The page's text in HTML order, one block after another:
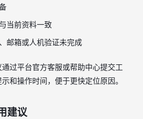
当前资料一致
邮箱或人机验证未完成
过平台官方客服或帮助中心提交工
和操作时间，便于更快定位原因。
建议